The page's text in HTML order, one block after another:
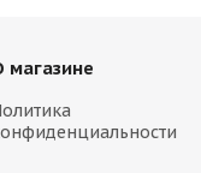
магазине